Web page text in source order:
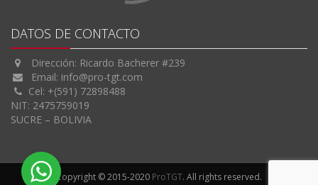
DATOS DE CONTACTO
Dirección: Ricardo Bacherer #239
Email: info@pro-tgt.com
Cel: +(591) 72898488
NIT: 2475759019
SUCRE – BOLIVIA
Copyright © 2015-2020 ProTGT. All rights reserved.